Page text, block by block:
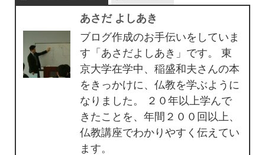
あさだ よしあき
ブログ作成のお手伝いをしていま
す「あさだよしあき」です。 東
京大学在学中、稲盛和夫さんの本
をきっかけに、仏教を学ぶように
なりました。 ２０年以上学んで
きたことを、年間２００回以上、
仏教講座でわかりやすく伝えてい
ます。